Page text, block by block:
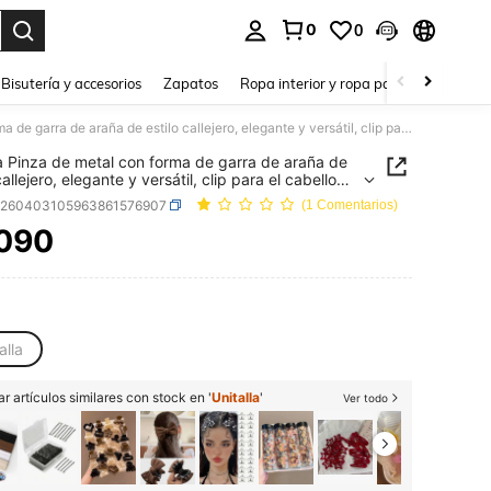
0 0
Bisutería y accesorios Zapatos Ropa interior y ropa para dormir
1 pieza Pinza de metal con forma de garra de araña de estilo callejero, elegante y versátil, clip para el cabello para recogidos, atuendos de verano, accesorios para el cabello, clips de playa de verano
Pinza de metal con forma de garra de araña de
elegante y versátil, clip para el cabello
atuendos de verano, accesorios para el
clips de playa de verano
(1 Comentarios)
AND AVAILABILITY
artículos similares con stock en 'Unitalla' Ver todo